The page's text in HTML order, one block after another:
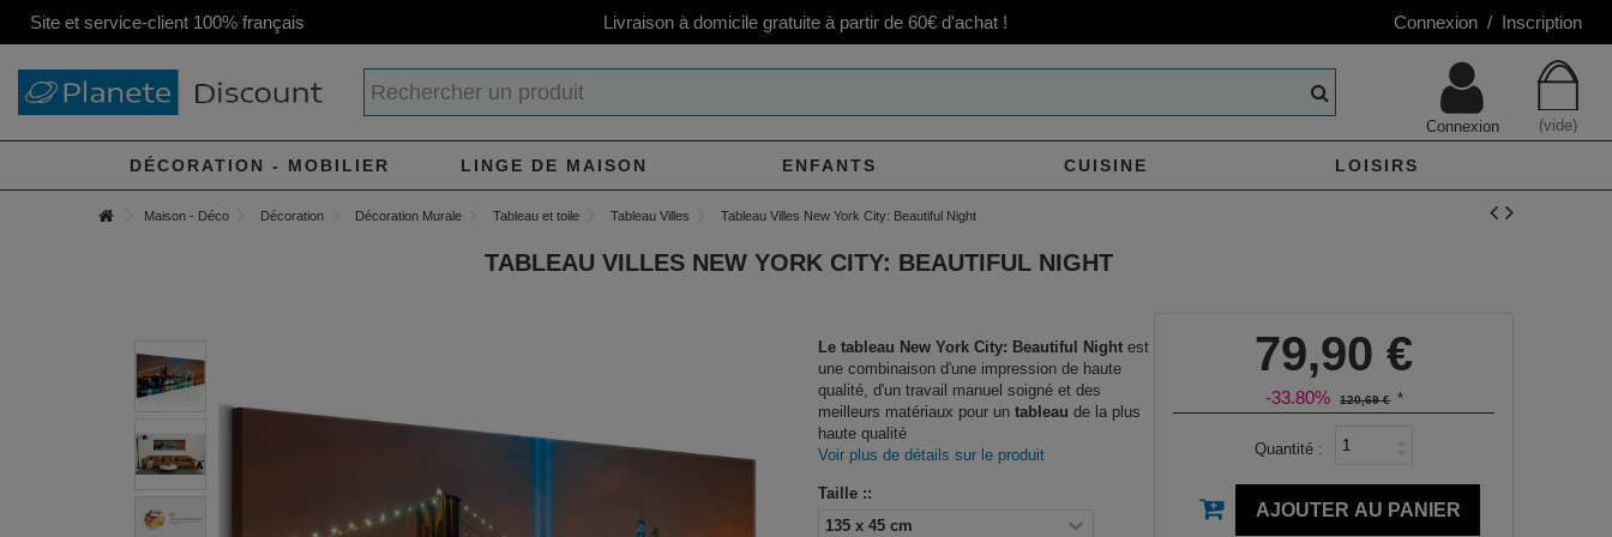
Site et service-client 100% français Livraison à domicile gratuite à partir de 60€ d'achat ! Connexion / Inscription
(vide)
Connexion
DÉCORATION - MOBILIER LINGE DE MAISON ENFANTS CUISINE LOISIRS
Maison - Déco Décoration Décoration Murale Tableau et toile Tableau Villes Tableau Villes New York City: Beautiful Night
TABLEAU VILLES NEW YORK CITY: BEAUTIFUL NIGHT
Le tableau New York City: Beautiful Night est
une combinaison d'une impression de haute
qualité, d'un travail manuel soigné et des
meilleurs matériaux pour un tableau de la plus
haute qualité
Voir plus de détails sur le produit
Taille ::
79,90 €
-33.80% 120,69 € *
Quantité :
AJOUTER AU PANIER